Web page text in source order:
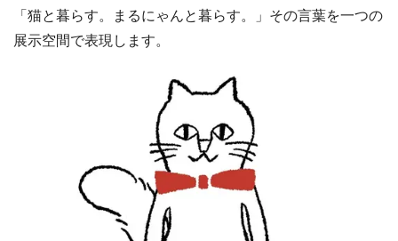
「猫と暮らす。まるにゃんと暮らす。」その言葉を一つの
展示空間で表現します。